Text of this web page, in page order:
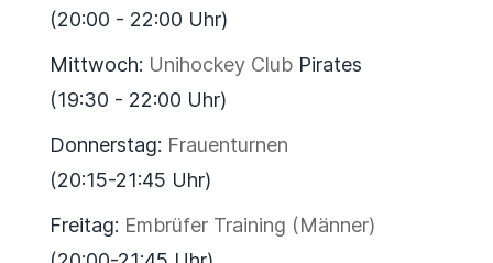
(20:00 - 22:00 Uhr)
Mittwoch: Unihockey ClubPirates
(19:30 - 22:00 Uhr)
Donnerstag: Frauenturnen
(20:15-21:45 Uhr)
Freitag: Embrüfer Training (Männer)